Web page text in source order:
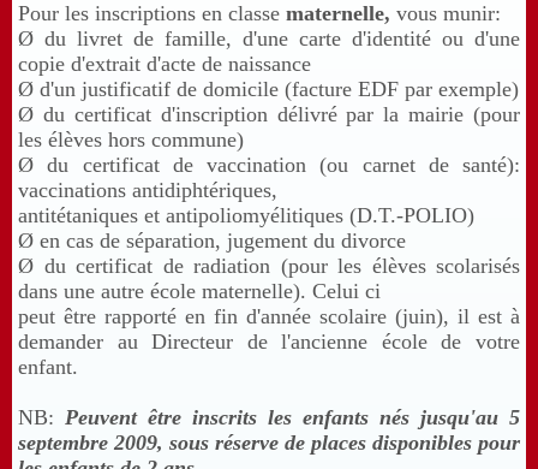
Pour les inscriptions en classe maternelle, vous munir:
Ø du livret de famille, d'une carte d'identité ou d'une
copie d'extrait d'acte de naissance
Ø d'un justificatif de domicile (facture EDF par exemple)
Ø du certificat d'inscription délivré par la mairie (pour
les élèves hors commune)
Ødu certificat de vaccination (ou carnet de santé):
vaccinations antidiphtériques,
antitétaniques et antipoliomyélitiques (D.T.-POLIO)
Ø en cas de séparation, jugement du divorce
Ø du certificat de radiation (pour les élèves scolarisés
dans une autre école maternelle). Celui ci
peut être rapporté en fin d'année scolaire (juin), il est à
demander au Directeur del'ancienne école de votre
enfant.
NB: Peuvent être inscrits les enfants nés jusqu'au 5
septembre 2009, sous réserve de places disponibles pour